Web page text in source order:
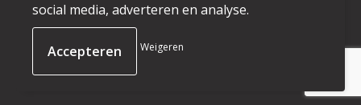
© Copyright mijnpromo.nl 2025
social media, adverteren en analyse.
Weigeren